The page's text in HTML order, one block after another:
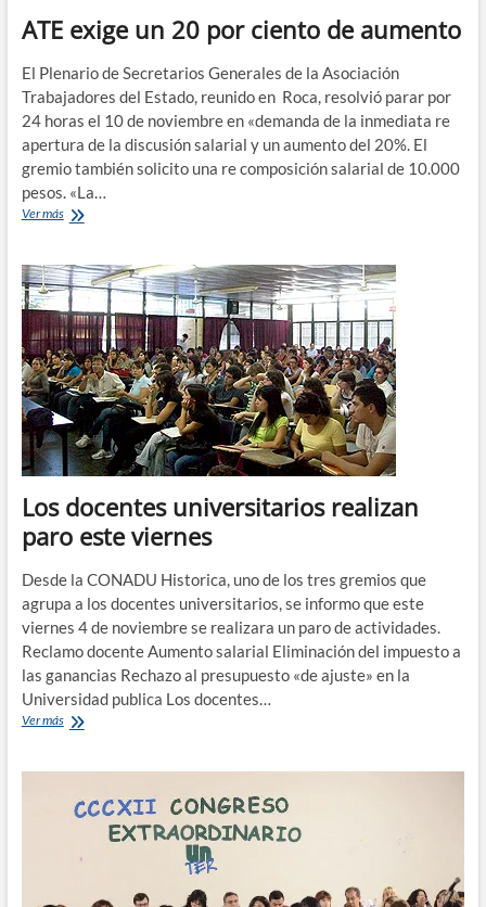
ATE exige un 20 por ciento de aumento
El Plenario de Secretarios Generales de la Asociación
Trabajadores del Estado, reunido en Roca, resolvió parar por
24 horas el 10 de noviembre en «demanda de la inmediata re
apertura de la discusión salarial y un aumento del 20%. El
gremio también solicito una re composición salarial de 10.000
pesos. «La…
Ver másATE
20
por
ciento
de
aumento
Los docentes universitarios realizan
paro este viernes
Desde la CONADU Historica, uno de los tres gremios que
agrupa a los docentes universitarios, se informo que este
viernes 4 de noviembre se realizara un paro de actividades.
Reclamo docente Aumento salarial Eliminación del impuesto a
las ganancias Rechazo al presupuesto «de ajuste» en la
Universidad publica Los docentes…
Ver másLos
paro
este